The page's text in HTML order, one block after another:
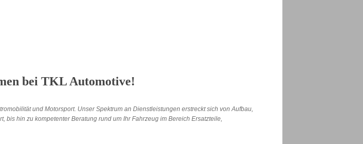
bei TKL Automotive!
und Motorsport. Unser Spektrum an Dienstleistungen erstreckt sich von Aufbau,
hin zu kompetenter Beratung rund um Ihr Fahrzeug im Bereich Ersatzteile,